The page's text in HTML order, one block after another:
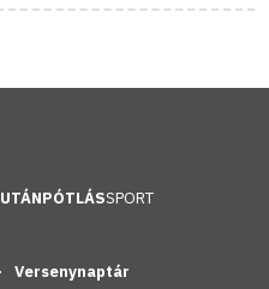
UTÁNPÓTLÁSSPORT
Versenynaptár